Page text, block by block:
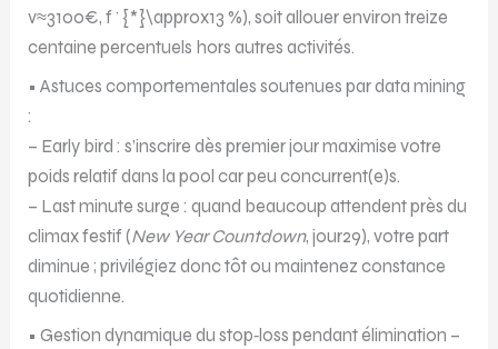
v≈3100€, f^{*}\approx13 %), soit allouer environ treize
centaine percentuels hors autres activités.
• Astuces comportementales soutenues par data mining
:
– Early bird : s’inscrire dès premier jour maximise votre
poids relatif dans la pool car peu concurrent(e)s.
– Last minute surge : quand beaucoup attendent près du
climax festif (New Year Countdown, jour​29), votre part
diminue ; privilégiez donc tôt ou maintenez constance
quotidienne.
• Gestion dynamique du stop‑loss pendant élimination –